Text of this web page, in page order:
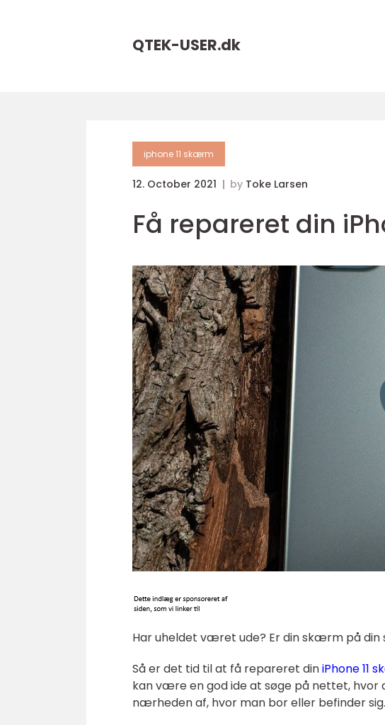
QTEK-USER.dk
iphone 11 skærm
12. October 2021 by Toke Larsen
Få repareret din
Har uheldet været ude? Er din skærm på din
Så er det tid til at få repareret diniPhone 11
kan være en god ide at søge på nettet, hvor
nærheden af, hvor man bor eller befinder sig.